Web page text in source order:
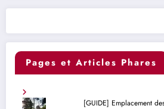
Pages et Articles Phares
[GUIDE] Emplacement